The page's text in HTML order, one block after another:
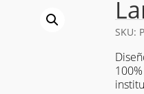
SKU: